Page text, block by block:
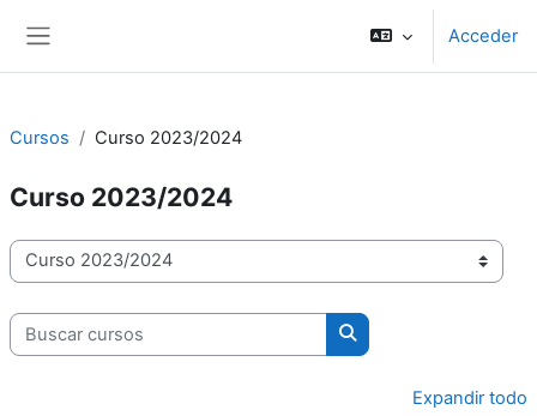
Acceder
Cursos Curso 2023/2024
Curso 2023/2024
Categorías
Buscar cursos
Buscar cursos
Expandir todo